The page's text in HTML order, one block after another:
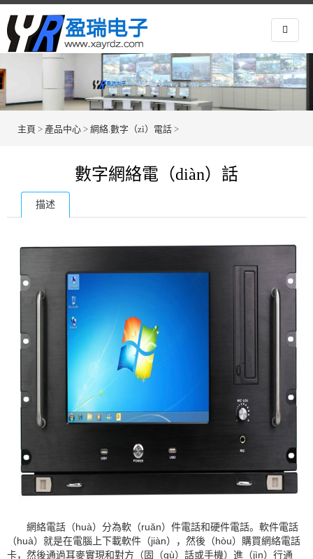
主頁 > 產品中心 > 網絡.數字（zì）電話 >
數字網絡電（diàn）話
描述
網絡電話（huà）分為軟（ruǎn）件電話和硬件電話。軟件電話
（huà）就是在電腦上下載軟件（jiàn），然後（hòu）購買網絡電話
卡，然後通過耳麥實現和對方（固（gù）話或手機）進（jìn）行通